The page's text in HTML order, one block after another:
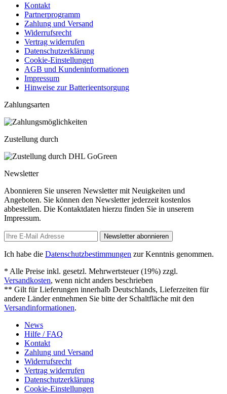
Kontakt
Partnerprogramm
Zahlung und Versand
Widerrufsrecht
Vertrag widerrufen
Datenschutzerklärung
Cookie-Einstellungen
AGB und Kundeninformationen
Impressum
Hinweise zur Batterieentsorgung
Zahlungsarten
Zustellung durch
Newsletter
Abonnieren Sie unseren Newsletter mit Neuigkeiten und
Angeboten. Sie können den Newsletter jederzeit kostenlos
abbestellen. Die Kontaktdaten hierzu finden Sie in unserem
Impressum.
Newsletter abonnieren
Ich habe die Datenschutzbestimmungen zur Kenntnis genommen.
* Alle Preise inkl. gesetzl. Mehrwertsteuer (19%) zzgl.
Versandkosten, wenn nicht anders beschrieben
** Gilt für Lieferungen innerhalb Deutschlands, Lieferzeiten für
andere Länder entnehmen Sie bitte der Schaltfläche mit den
Versandinformationen.
News
Hilfe / FAQ
Kontakt
Zahlung und Versand
Widerrufsrecht
Vertrag widerrufen
Datenschutzerklärung
Cookie-Einstellungen